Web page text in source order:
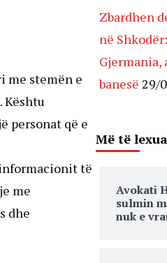
me stemën e
Kështu
personat që e
të
me
dhe
Zbardhen
në
Gjermania,
banesë 29/
Më të
Avokati
sulmin
nuk e